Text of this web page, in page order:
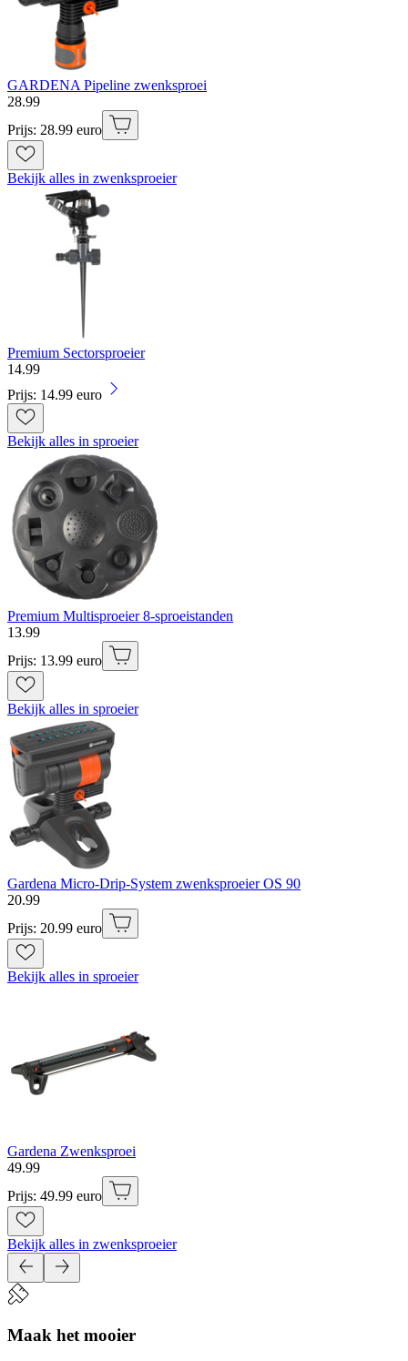
GARDENA Pipeline zwenksproei
28.99
Prijs: 28.99 euro
Bekijk alles in zwenksproeier
Premium Sectorsproeier
14.99
Prijs: 14.99 euro
Bekijk alles in sproeier
Premium Multisproeier 8-sproeistanden
13.99
Prijs: 13.99 euro
Bekijk alles in sproeier
Gardena Micro-Drip-System zwenksproeier OS 90
20.99
Prijs: 20.99 euro
Bekijk alles in sproeier
Gardena Zwenksproei
49.99
Prijs: 49.99 euro
Bekijk alles in zwenksproeier
Maak het mooier